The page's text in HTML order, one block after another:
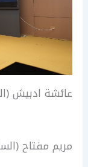
عائشة ادبيش
مريم مفتاح